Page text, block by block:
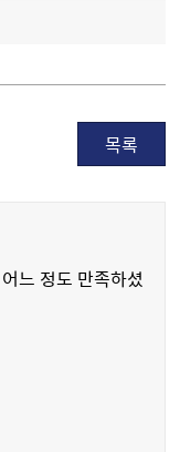
목록
느 정도 만족하셨